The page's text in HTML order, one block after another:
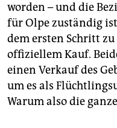
worden – und die
für Olpe zuständig
dem ersten Schritt
offiziellem Kauf.
einen Verkauf des
um es als
Warum also die